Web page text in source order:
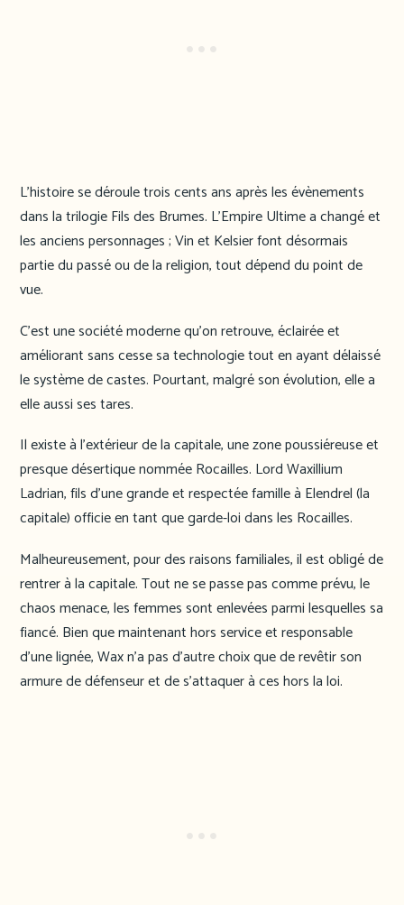
L’histoire se déroule trois cents ans après les évènements
dans la trilogie Fils des Brumes. L’Empire Ultime a changé et
les anciens personnages ; Vin et Kelsier font désormais
partie du passé ou de la religion, tout dépend du point de
vue.
C’est une société moderne qu’on retrouve, éclairée et
améliorant sans cesse sa technologie tout en ayant délaissé
le système de castes. Pourtant, malgré son évolution, elle a
elle aussi ses tares.
Il existe à l’extérieur de la capitale, une zone poussiéreuse et
presque désertique nommée Rocailles. Lord Waxillium
Ladrian, fils d’une grande et respectée famille à Elendrel (la
capitale) officie en tant que garde-loi dans les Rocailles.
Malheureusement, pour des raisons familiales, il est obligé de
rentrer à la capitale. Tout ne se passe pas comme prévu, le
chaos menace, les femmes sont enlevées parmi lesquelles sa
fiancé. Bien que maintenant hors service et responsable
d’une lignée, Wax n’a pas d’autre choix que de revêtir son
armure de défenseur et de s’attaquer à ces hors la loi.